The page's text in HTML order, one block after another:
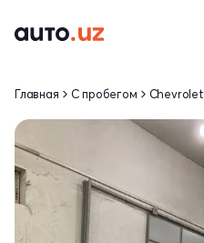
Главная С пробегом Chevrolet